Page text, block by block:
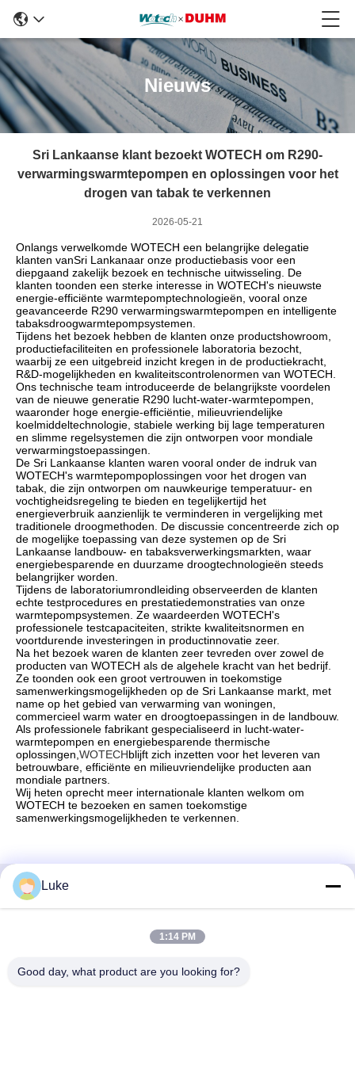
Nieuws
Sri Lankaanse klant bezoekt WOTECH om R290-
verwarmingswarmtepompen en oplossingen voor het
drogen van tabak te verkennen
2026-05-21
Onlangs verwelkomde WOTECH een belangrijke delegatie
klanten vanSri Lankanaar onze productiebasis voor een
diepgaand zakelijk bezoek en technische uitwisseling. De
klanten toonden een sterke interesse in WOTECH's nieuwste
energie-efficiënte warmtepomptechnologieën, vooral onze
geavanceerde R290 verwarmingswarmtepompen en intelligente
tabaksdroogwarmtepompsystemen.
Tijdens het bezoek hebben de klanten onze productshowroom,
productiefaciliteiten en professionele laboratoria bezocht,
waarbij ze een uitgebreid inzicht kregen in de productiekracht,
R&D-mogelijkheden en kwaliteitscontrolenormen van WOTECH.
Ons technische team introduceerde de belangrijkste voordelen
van de nieuwe generatie R290 lucht-water-warmtepompen,
waaronder hoge energie-efficiëntie, milieuvriendelijke
koelmiddeltechnologie, stabiele werking bij lage temperaturen
en slimme regelsystemen die zijn ontworpen voor mondiale
verwarmingstoepassingen.
De Sri Lankaanse klanten waren vooral onder de indruk van
WOTECH's warmtepompoplossingen voor het drogen van
tabak, die zijn ontworpen om nauwkeurige temperatuur- en
vochtigheidsregeling te bieden en tegelijkertijd het
energieverbruik aanzienlijk te verminderen in vergelijking met
traditionele droogmethoden. De discussie concentreerde zich op
de mogelijke toepassing van deze systemen op de Sri
Lankaanse landbouw- en tabaksverwerkingsmarkten, waar
energiebesparende en duurzame droogtechnologieën steeds
belangrijker worden.
Tijdens de laboratoriumrondleiding observeerden de klanten
echte testprocedures en prestatiedemonstraties van onze
warmtepompsystemen. Ze waardeerden WOTECH's
professionele testcapaciteiten, strikte kwaliteitsnormen en
voortdurende investeringen in productinnovatie zeer.
Na het bezoek waren de klanten zeer tevreden over zowel de
producten van WOTECH als de algehele kracht van het bedrijf.
Ze toonden ook een groot vertrouwen in toekomstige
samenwerkingsmogelijkheden op de Sri Lankaanse markt, met
name op het gebied van verwarming van woningen,
commercieel warm water en droogtoepassingen in de landbouw.
Als professionele fabrikant gespecialiseerd in lucht-water-
warmtepompen en energiebesparende thermische
oplossingen, WOTECHblijft zich inzetten voor het leveren van
betrouwbare, efficiënte en milieuvriendelijke producten aan
mondiale partners.
Wij heten oprecht meer internationale klanten welkom om
WOTECH te bezoeken en samen toekomstige
samenwerkingsmogelijkheden te verkennen.
Snel contact
Park, Shunde District, Foshan 528000, Guangdong
Luke
1:14 PM
Good day, what product are you looking for?